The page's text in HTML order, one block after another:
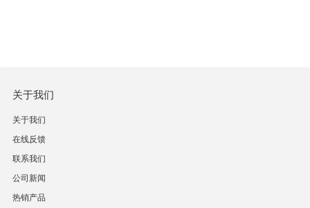
关于我们
关于我们
在线反馈
联系我们
公司新闻
热销产品